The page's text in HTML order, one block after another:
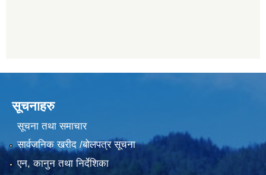
सूचनाहरु
सूचना तथा समाचार
सार्वजनिक खरीद /बोलपत्र सूचना
एन, कानुन तथा निर्देशिका